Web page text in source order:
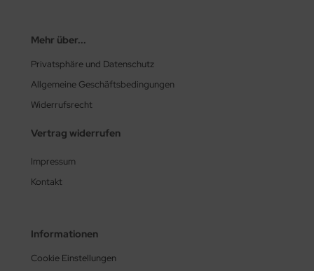
Mehr über...
Privatsphäre und Datenschutz
Allgemeine Geschäftsbedingungen
Widerrufsrecht
Vertrag widerrufen
Impressum
Kontakt
Informationen
Cookie Einstellungen